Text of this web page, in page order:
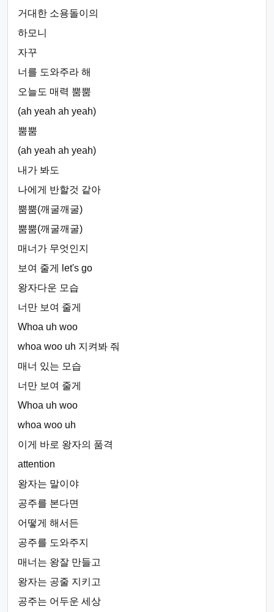
거대한 소용돌이의
하모니
자꾸
너를 도와주라 해
오늘도 매력 뿜뿜
(ah yeah ah yeah)
뿜뿜
(ah yeah ah yeah)
내가 봐도
나에게 반할것 같아
뿜뿜(깨굴깨굴)
뿜뿜(깨굴깨굴)
매너가 무엇인지
보여 줄게 let's go
왕자다운 모습
너만 보여 줄게
Whoa uh woo
whoa woo uh 지켜봐 줘
매너 있는 모습
너만 보여 줄게
Whoa uh woo
whoa woo uh
이게 바로 왕자의 품격
attention
왕자는 말이야
공주를 본다면
어떻게 해서든
공주를 도와주지
매너는 왕잘 만들고
왕자는 공줄 지키고
공주는 어두운 세상